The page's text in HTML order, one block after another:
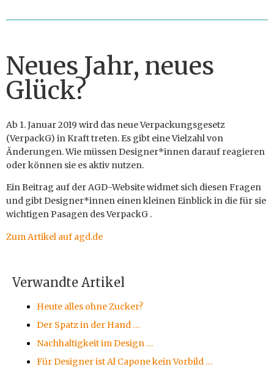
Neues Jahr, neues
Glück?
Ab 1. Januar 2019 wird das neue Verpackungsgesetz
(VerpackG) in Kraft treten. Es gibt eine Vielzahl von
Änderungen. Wie müssen Designer*innen darauf reagieren
oder können sie es aktiv nutzen.
Ein Beitrag auf der AGD-Website widmet sich diesen Fragen
und gibt Designer*innen einen kleinen Einblick in die für sie
wichtigen Pasagen des VerpackG .
Zum Artikel auf agd.de
Verwandte Artikel
Heute alles ohne Zucker?
Der Spatz in der Hand …
Nachhaltigkeit im Design …
Für Designer ist Al Capone kein Vorbild …